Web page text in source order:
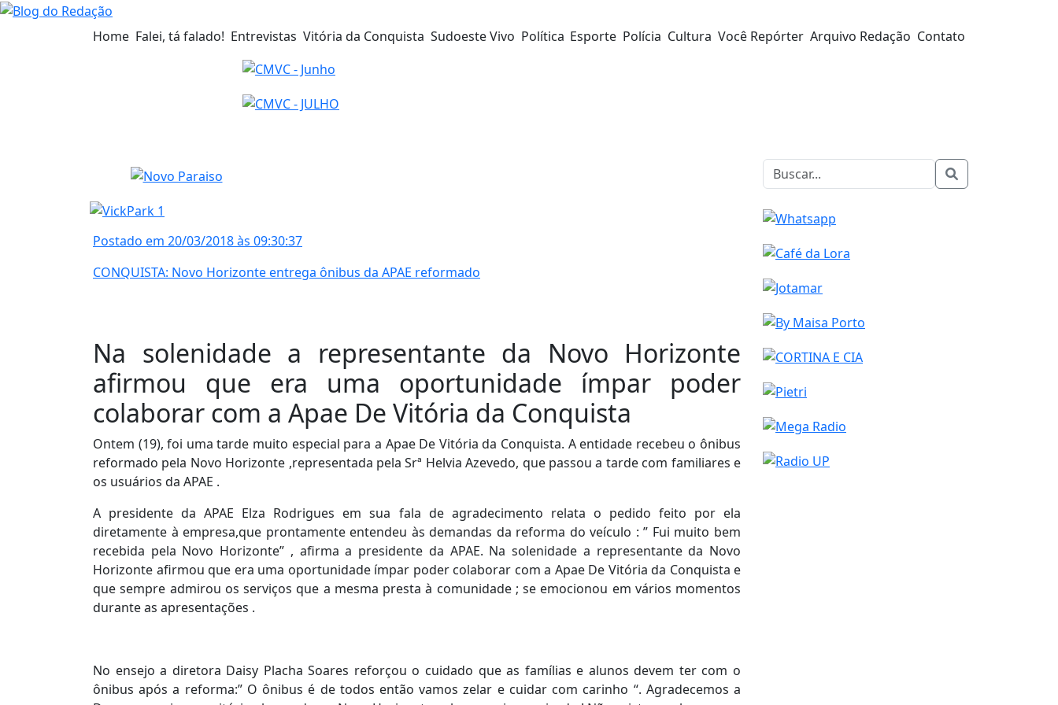
Home Falei, tá falado! Entrevistas Vitória da Conquista Sudoeste Vivo Política Esporte Polícia Cultura Você Repórter Arquivo Redação Contato
Postado em 20/03/2018 às 09:30:37
CONQUISTA: Novo Horizonte entrega ônibus da APAE reformado
Na solenidade a representante da Novo Horizonte
afirmou que era uma oportunidade ímpar poder
colaborar com a Apae De Vitória da Conquista
Ontem (19), foi uma tarde muito especial para a Apae De Vitória da Conquista. A entidade recebeu o ônibus
reformado pela Novo Horizonte ,representada pela Srª Helvia Azevedo, que passou a tarde com familiares e
os usuários da APAE .
A presidente da APAE Elza Rodrigues em sua fala de agradecimento relata o pedido feito por ela
diretamente à empresa,que prontamente entendeu às demandas da reforma do veículo : ” Fui muito bem
recebida pela Novo Horizonte” , afirma a presidente da APAE. Na solenidade a representante da Novo
Horizonte afirmou que era uma oportunidade ímpar poder colaborar com a Apae De Vitória da Conquista e
que sempre admirou os serviços que a mesma presta à comunidade ; se emocionou em vários momentos
durante as apresentações .
No ensejo a diretora Daisy Placha Soares reforçou o cuidado que as famílias e alunos devem ter com o
ônibus após a reforma:” O ônibus é de todos então vamos zelar e cuidar com carinho “. Agradecemos a